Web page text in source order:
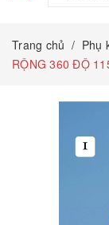
Trang chủ / Phụ
RỘNG 360 ĐỘ